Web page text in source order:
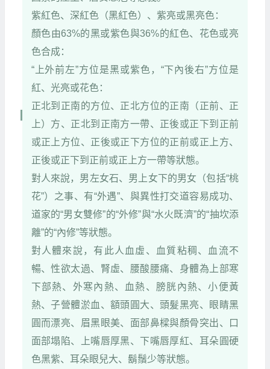
紫紅色、深紅色（黑紅色）、紫亮或黑亮色：
顏色由63%的黑或紫色與36%的紅色、花色或亮
色合成：
“上外前左”方位是黑或紫色，“下內後右”方位是
紅、光亮或花色：
正北到正南的方位、正北方位的正南（正前、正
上）方、正北到正南方一帶、正後或正下到正前
或正上方位、正後或正下方位的正前或正上方、
正後或正下到正前或正上方一帶等狀態。
對人來說，男左女石、男上女下的男女（包括“桃
花”）之事、有“外遇”、與異性打交道容易成功、
道家的“男女雙修”的“外修”與“水火既濟”的“抽坎添
離”的“內修”等狀態。
對人體來說，有此人血虛、血質粘稠、血流不
暢、性欲太過、腎虛、腰酸腰痛、身體為上部寒
下部熱、外寒內熱、血熱、膀胱內熱、小便黃
熱、子營體淤血、額頭圓大、頭髮黑亮、眼睛黑
圓而漂亮、眉黑眼美、面部鼻樑與顏骨突出、口
面部塌陷、上嘴唇厚黑、下嘴唇厚紅、耳朵圓硬
色黑紫、耳朵眼兒大、鬍鬚少等狀態。